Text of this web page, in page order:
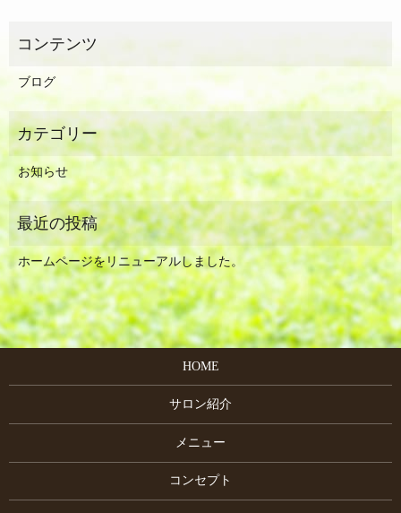
ブログ
お知らせ
ホームページをリニューアルしました。
HOME
サロン紹介
メニュー
コンセプト